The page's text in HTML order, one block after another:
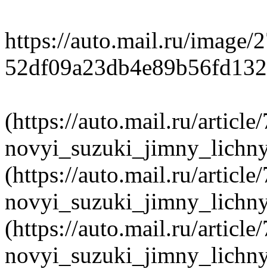
https://auto.mail.ru/image/
(https://auto.mail.ru/
(https://auto.mail.ru/
(https://auto.mail.ru/